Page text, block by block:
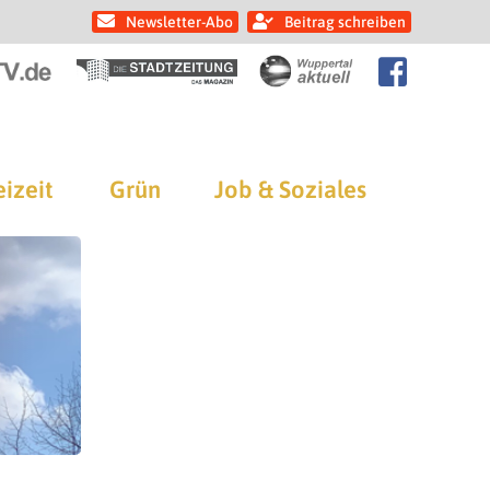
Newsletter-Abo Beitrag schreiben
Grün Job & Soziales